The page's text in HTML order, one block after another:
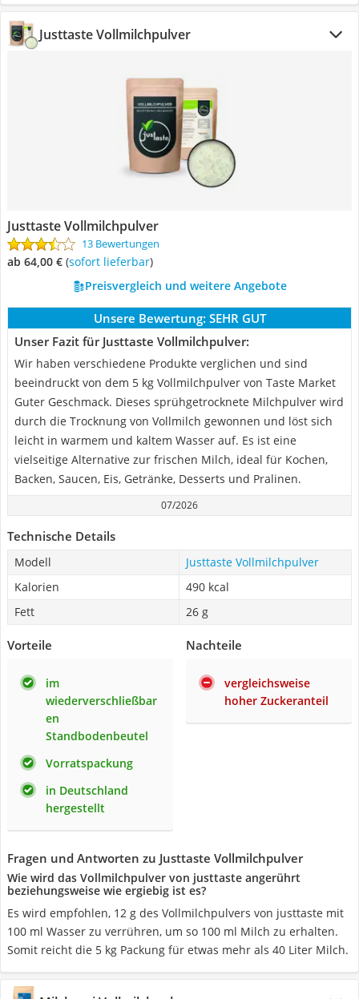
Justtaste Vollmilchpulver
Justtaste Vollmilchpulver
13 Bewertungen
ab 64,00 € ( Sofort lieferbar)
Preisvergleich und weitere Angebote
Unsere Bewertung: SEHR GUT
Unser Fazit für Justtaste Vollmilchpulver:
Wir haben verschiedene Produkte verglichen und sind
beeindruckt von dem 5 kg Vollmilchpulver von Taste Market
Guter Geschmack. Dieses sprühgetrocknete Milchpulver wird
durch die Trocknung von Vollmilch gewonnen und löst sich
leicht in warmem und kaltem Wasser auf. Es ist eine
vielseitige Alternative zur frischen Milch, ideal für Kochen,
Backen, Saucen, Eis, Getränke, Desserts und Pralinen.
07/2026
Technische Details
Modell
Justtaste Vollmilchpulver
Kalorien
490 kcal
Fett
26 g
Vorteile
im
wiederverschließbar
en
Standbodenbeutel
Vorratspackung
in Deutschland
hergestellt
Nachteile
vergleichsweise
hoher Zuckeranteil
Fragen und Antworten zu Justtaste Vollmilchpulver
Wie wird das Vollmilchpulver von justtaste angerührt
beziehungsweise wie ergiebig ist es?
Es wird empfohlen, 12 g des Vollmilchpulvers von justtaste mit
100 ml Wasser zu verrühren, um so 100 ml Milch zu erhalten.
Somit reicht die 5 kg Packung für etwas mehr als 40 Liter Milch.